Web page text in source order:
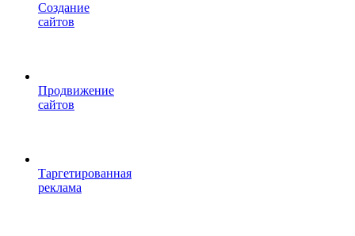
Cоздание
сайтов
Продвижение
сайтов
Таргетированная
реклама